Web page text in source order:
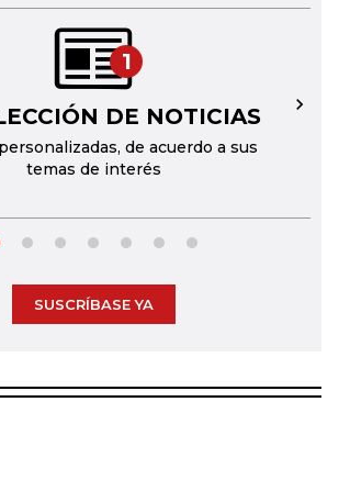
1
DE NOTICIAS
de acuerdo a sus
temas de interés
→
SUSCRÍBASE YA